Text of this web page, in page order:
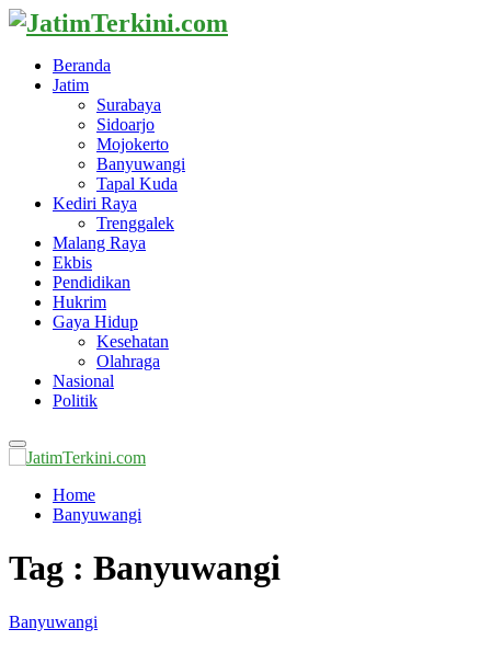
Beranda
Jatim
Surabaya
Sidoarjo
Mojokerto
Banyuwangi
Tapal Kuda
Kediri Raya
Trenggalek
Malang Raya
Ekbis
Pendidikan
Hukrim
Gaya Hidup
Kesehatan
Olahraga
Nasional
Politik
Primary
Menu
Home
Banyuwangi
Tag : Banyuwangi
Banyuwangi